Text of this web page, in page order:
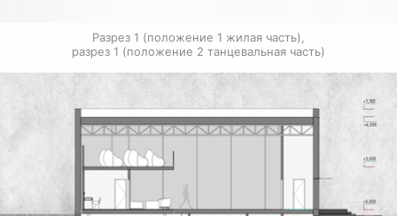
Разрез 1 (положение 1 жилая часть),
разрез 1 (положение 2 танцевальная часть)